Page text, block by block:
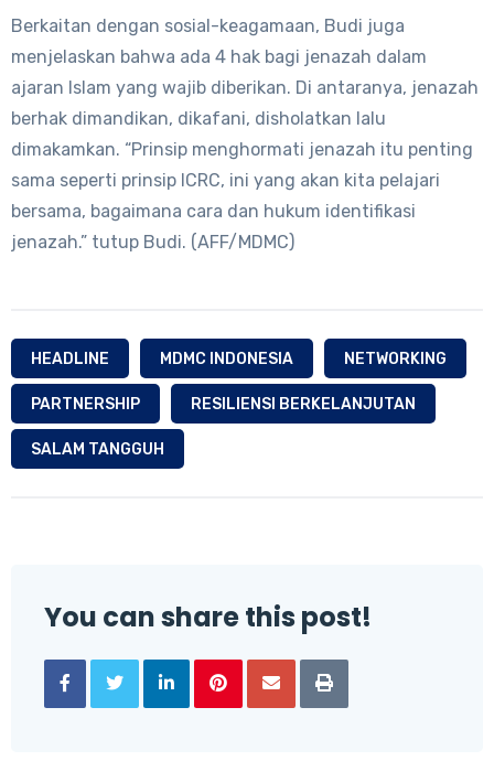
Berkaitan dengan sosial-keagamaan, Budi juga
menjelaskan bahwa ada 4 hak bagi jenazah dalam
ajaran Islam yang wajib diberikan. Di antaranya, jenazah
berhak dimandikan, dikafani, disholatkan lalu
dimakamkan. “Prinsip menghormati jenazah itu penting
sama seperti prinsip ICRC, ini yang akan kita pelajari
bersama, bagaimana cara dan hukum identifikasi
jenazah.” tutup Budi. (AFF/MDMC)
HEADLINE MDMC INDONESIA NETWORKING
PARTNERSHIP RESILIENSI BERKELANJUTAN
SALAM TANGGUH
You can share this post!